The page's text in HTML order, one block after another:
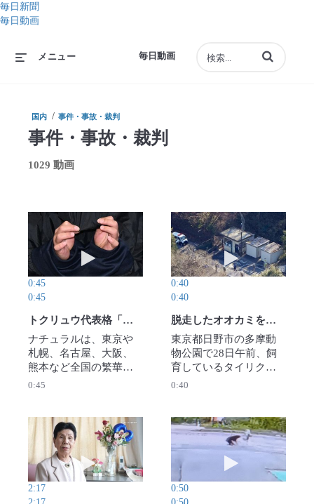
毎日新聞
毎日動画
毎日動画
メニュー 動画の検索語句
国内 / 事件・事故・裁判
事件・事故・裁判
1029 動画
動画を再生 トクリュウ代表格「ナチュラル」ト
0:45
0:45
トクリュウ代表格「ナチュラル」トップ、奄美大島で確保
ナチュラルは、東京や
札幌、名古屋、大阪、
熊本など全国の繁華街
で活動する匿名・流動
格。女性を性風俗店に
紹介し、売り上げの一
部を受け取る「スカウ
トバック」を主な収益
にしてきた。全国で
1500人以上が在籍し、
0:45
動画を再生 脱走
0:40
0:40
脱走したオオカミを捕獲 多摩動物公園内で 園側はXで陳謝
東京都日野市の多摩動
物公園で28日午前、飼
育しているタイリクオ
オカミ1頭がおりから逃
た。【撮影・本社ヘリ
から】2025年12月28日
公開
0:40
動画を再生 袴田巌さん6億円賠償求めて提訴 警
2:17
動画を再生 散歩
0:50